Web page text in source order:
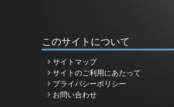
このサイトについて
サイトマップ
サイトのご利用にあたって
プライバシーポリシー
お問い合わせ